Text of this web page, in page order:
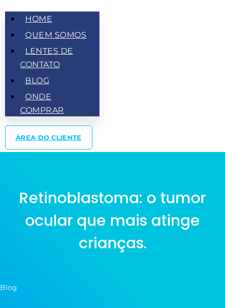
HOME
QUEM SOMOS
LENTES DE
CONTATO
BLOG
ONDE
COMPRAR
ÁREA DO CLIENTE
Retinoblastoma: o tumor
ocular que mais atinge
crianças.
Blog